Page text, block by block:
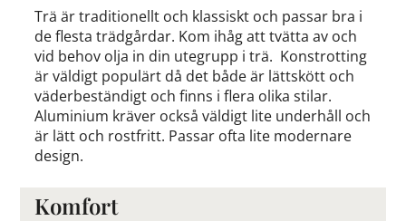
Trä är traditionellt och klassiskt och passar bra i
de flesta trädgårdar. Kom ihåg att tvätta av och
vid behov olja in din utegrupp i trä. Konstrotting
är väldigt populärt då det både är lättskött och
väderbeständigt och finns i flera olika stilar.
Aluminium kräver också väldigt lite underhåll och
är lätt och rostfritt. Passar ofta lite modernare
design.
Komfort